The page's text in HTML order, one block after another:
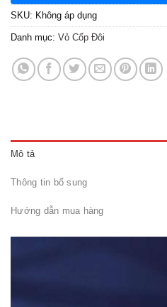
SKU: Không áp dụng
Danh mục: Vỏ Cốp Đôi
Mô tả
Thông tin bổ sung
Hướng dẫn mua hàng